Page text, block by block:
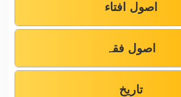
اصول افتاء
اصول فقہ
تاریخ